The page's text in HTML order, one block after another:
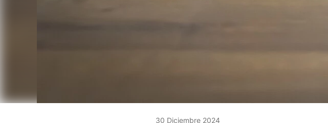
30 Diciembre 2024